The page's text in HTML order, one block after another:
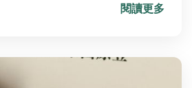
閱讀更多